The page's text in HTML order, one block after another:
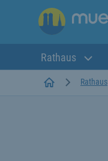
Rathaus
StartseiteRathaus